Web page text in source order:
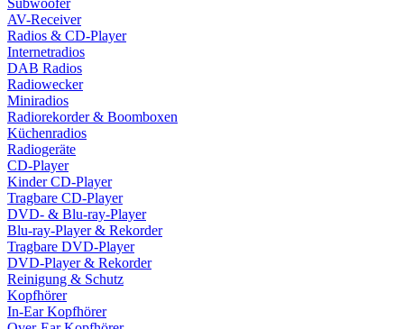
Subwoofer
AV-Receiver
Radios & CD-Player
Internetradios
DAB Radios
Radiowecker
Miniradios
Radiorekorder & Boomboxen
Küchenradios
Radiogeräte
CD-Player
Kinder CD-Player
Tragbare CD-Player
DVD- & Blu-ray-Player
Blu-ray-Player & Rekorder
Tragbare DVD-Player
DVD-Player & Rekorder
Reinigung & Schutz
Kopfhörer
In-Ear Kopfhörer